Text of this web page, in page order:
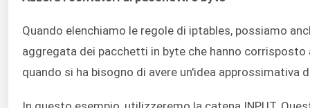
Quando elenchiamo le regole di iptables, possiamo
aggregata dei pacchetti in byte che hanno
quando si ha bisogno di avere un'idea approssimativa